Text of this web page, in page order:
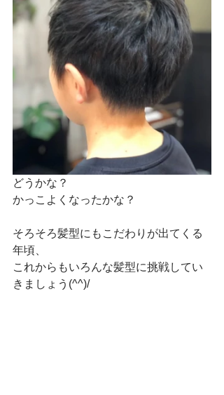
どうかな？
かっこよくなったかな？
そろそろ髪型にもこだわりが出てくる
年頃、
これからもいろんな髪型に挑戦してい
きましょう(^^)/